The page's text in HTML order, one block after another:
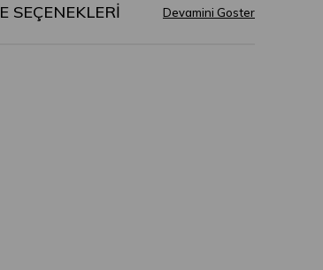
SEÇENEKLERI